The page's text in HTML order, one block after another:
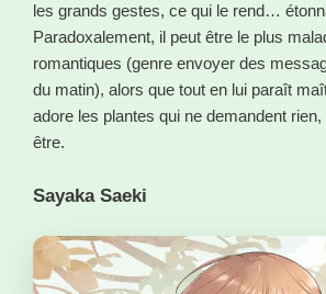
les grands gestes, ce qui le rend…
Paradoxalement, il peut être le plus
romantiques (genre envoyer des
du matin), alors que tout en lui paraît
adore les plantes qui ne demandent
être.
Sayaka Saeki